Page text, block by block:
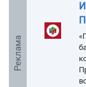
Реклама